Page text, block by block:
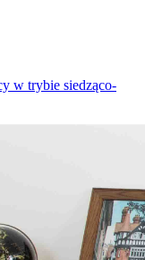
w trybie siedząco-